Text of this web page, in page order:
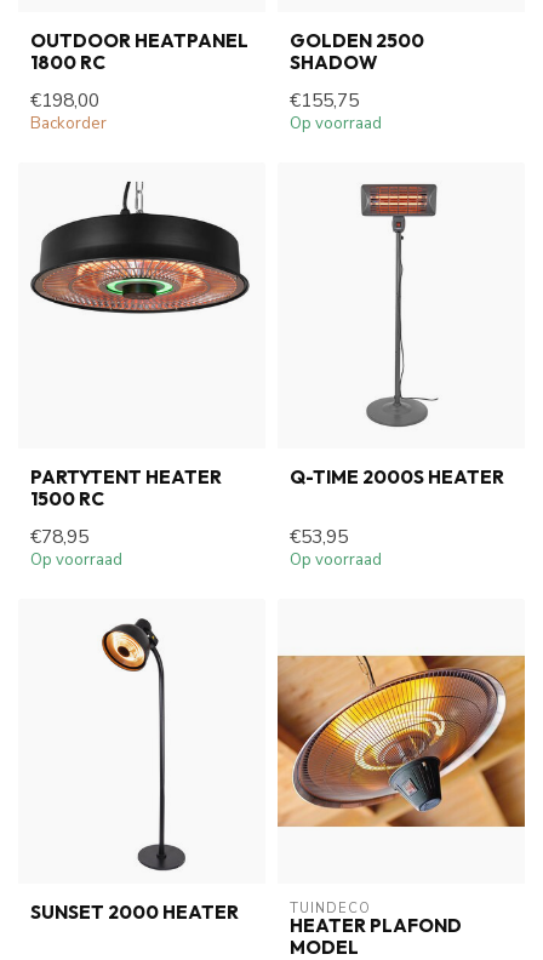
OUTDOOR HEATPANEL
1800 RC
€198,00
Backorder
GOLDEN 2500
SHADOW
€155,75
Op voorraad
PARTYTENT HEATER
1500 RC
€78,95
Op voorraad
Q-TIME 2000S HEATER
€53,95
Op voorraad
SUNSET 2000 HEATER TUINDECO
HEATER PLAFOND
MODEL